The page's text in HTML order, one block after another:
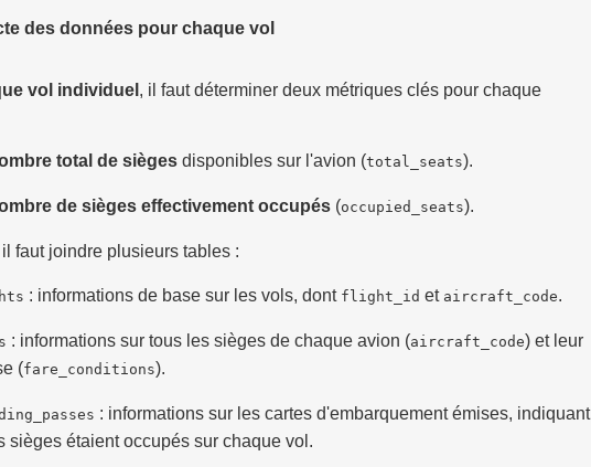
des données pour chaque vol
vol individuel , il faut déterminer deux métriques clés pour chaque
total de siègesdisponibles sur l'avion (total_seats).
de sièges effectivement occupés(occupied_seats).
faut joindre plusieurs tables :
: informations de base sur les vols, dont flight_id et aircraft_code.
: informations sur tous les sièges de chaque avion (aircraft_code) et leur
(fare_conditions).
: informations sur les cartes d'embarquement émises, indiquant
sièges étaient occupés sur chaque vol.